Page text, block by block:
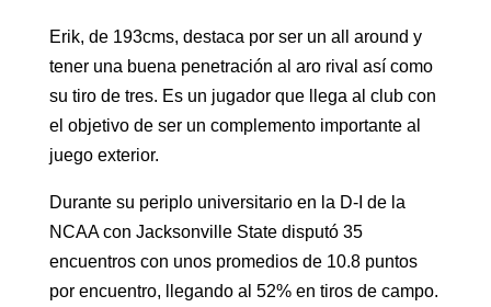
Erik, de 193cms, destaca por ser un all around y
tener una buena penetración al aro rival así como
su tiro de tres. Es un jugador que llega al club con
el objetivo de ser un complemento importante al
juego exterior.
Durante su periplo universitario en la D-I de la
NCAA con Jacksonville State disputó 35
encuentros con unos promedios de 10.8 puntos
por encuentro, llegando al 52% en tiros de campo.